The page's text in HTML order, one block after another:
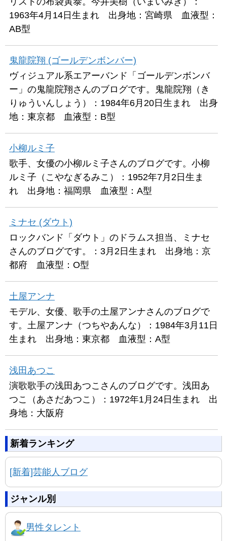
1963年4月14日生まれ 出身地：宮崎県 血液型：
AB型
鬼龍院翔 (ゴールデンボンバー)
ヴィジュアル系エアーバンド「ゴールデンボンバ
ー」の鬼龍院翔さんのブログです。鬼龍院翔（き
りゅういんしょう）：1984年6月20日生まれ 出身
地：東京都 血液型：B型
小柳ルミ子
歌手、女優の小柳ルミ子さんのブログです。小柳
ルミ子（こやなぎるみこ）：1952年7月2日生ま
れ 出身地：福岡県 血液型：A型
ミナセ (ダウト)
ロックバンド「ダウト」のドラムス担当、ミナセ
さんのブログです。：3月2日生まれ 出身地：京
都府 血液型：O型
土屋アンナ
モデル、女優、歌手の土屋アンナさんのブログで
す。土屋アンナ（つちやあんな）：1984年3月11日
生まれ 出身地：東京都 血液型：A型
浅田あつこ
演歌歌手の浅田あつこさんのブログです。浅田あ
つこ（あさだあつこ）：1972年1月24日生まれ 出
身地：大阪府
新着ランキング
[新着]芸能人ブログ
ジャンル別
男性タレント